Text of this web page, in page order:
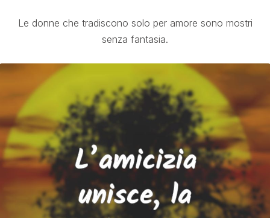
Le donne che tradiscono solo per amore sono mostri
senza fantasia.